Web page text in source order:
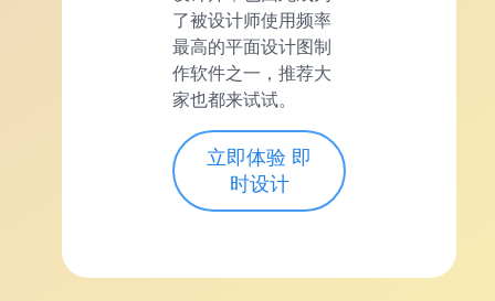
了被设计师使用频率
最高的平面设计图制
作软件之一，推荐大
家也都来试试。
立即体验 即
时设计